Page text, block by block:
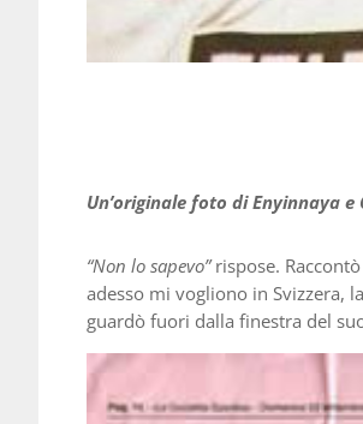
Un’originale foto di Enyinnaya e
“Non lo sapevo”rispose.
adesso mi vogliono in Svizzera,
guardò fuori dalla finestra del